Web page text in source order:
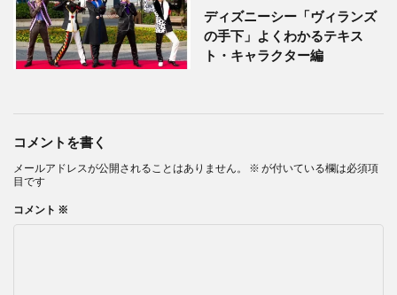
ディズニーシー「ヴィランズ
の手下」よくわかるテキス
ト・キャラクター編
コメントを書く
メールアドレスが公開されることはありません。 ※ が付いている欄は必須項
目です
コメント ※